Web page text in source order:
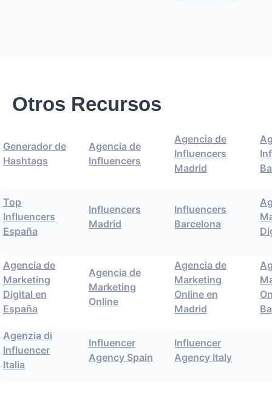
Otros Recursos
Generador de
Hashtags
Agencia de
Influencers
Agencia de
Influencers
Madrid
Top
Influencers
España
Influencers
Madrid
Influencers
Barcelona
Agencia de
Marketing
Digital en
España
Agencia de
Marketing
Online
Agencia de
Marketing
Online en
Madrid
Agenzia di
Influencer
Italia
Influencer
Agency Spain
Influencer
Agency Italy